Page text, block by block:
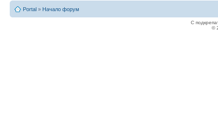
Portal » Начало форум
С
©